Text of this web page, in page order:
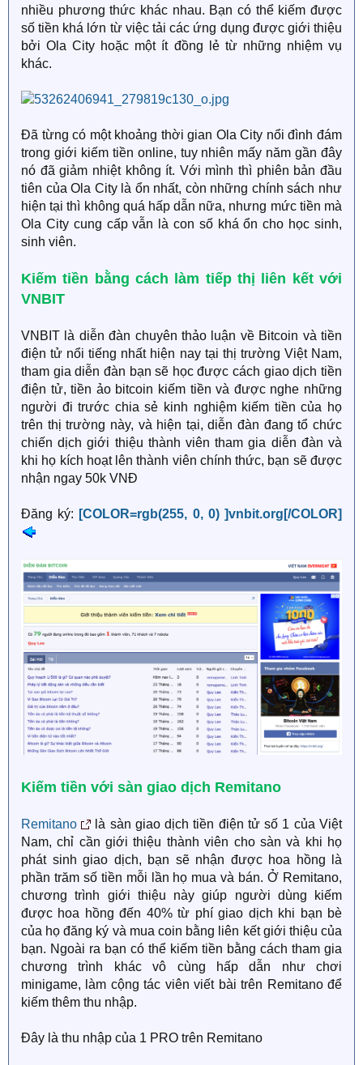
nhiều phương thức khác nhau. Bạn có thể kiếm được
số tiền khá lớn từ việc tải các ứng dụng được giới thiệu
bởi Ola City hoặc một ít đồng lẻ từ những nhiệm vụ
khác.
Đã từng có một khoảng thời gian Ola City nổi đình đám
trong giới kiếm tiền online, tuy nhiên mấy năm gần đây
nó đã giảm nhiệt không ít. Với mình thì phiên bản đầu
tiên của Ola City là ổn nhất, còn những chính sách như
hiện tại thì không quá hấp dẫn nữa, nhưng mức tiền mà
Ola City cung cấp vẫn là con số khá ổn cho học sinh,
sinh viên.
Kiếm tiền bằng cách làm tiếp thị liên kết với
VNBIT
VNBIT là diễn đàn chuyên thảo luận về Bitcoin và tiền
điện tử nổi tiếng nhất hiện nay tại thị trường Việt Nam,
tham gia diễn đàn bạn sẽ học được cách giao dịch tiền
điện tử, tiền ảo bitcoin kiếm tiền và được nghe những
người đi trước chia sẻ kinh nghiệm kiếm tiền của họ
trên thị trường này, và hiện tại, diễn đàn đang tổ chức
chiến dịch giới thiệu thành viên tham gia diễn đàn và
khi họ kích hoạt lên thành viên chính thức, bạn sẽ được
nhận ngay 50k VNĐ
Đăng ký: [COLOR=rgb(255, 0, 0) ]vnbit.org[/COLOR]
Kiếm tiền với sàn giao dịch Remitano
Remitano
là sàn giao dịch tiền điện tử số 1 của Việt
Nam, chỉ cần giới thiệu thành viên cho sàn và khi họ
phát sinh giao dịch, bạn sẽ nhận được hoa hồng là
phần trăm số tiền mỗi lần họ mua và bán. Ở Remitano,
chương trình giới thiệu này giúp người dùng kiếm
được hoa hồng đến 40% từ phí giao dịch khi bạn bè
của họ đăng ký và mua coin bằng liên kết giới thiệu của
bạn. Ngoài ra bạn có thể kiếm tiền bằng cách tham gia
chương trình khác vô cùng hấp dẫn như chơi
minigame, làm cộng tác viên viết bài trên Remitano để
kiếm thêm thu nhập.
Đây là thu nhập của 1 PRO trên Remitano